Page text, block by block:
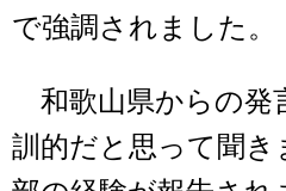
で強調されました。
和歌山県からの発
訓的だと思って聞き